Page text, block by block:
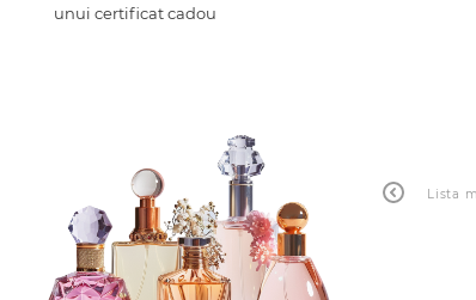
Lista
unui certificat cadou